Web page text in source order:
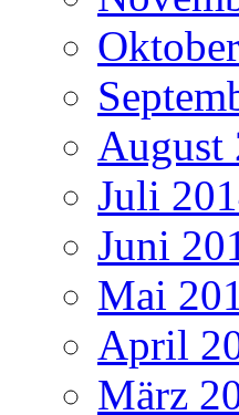
August
Juli
Juni
Mai
April
März